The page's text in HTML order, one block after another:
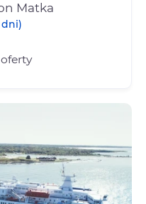
Matka
dni)
oferty